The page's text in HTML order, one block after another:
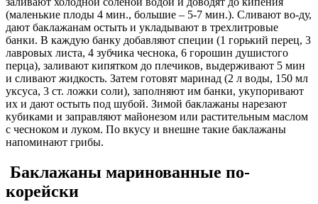
(маленькие плоды 4 мин., большие – 5-7 мин.). Сливают во-ду,
дают баклажанам остыть и укладывают в трехлитровые
банки. В каждую банку добавляют специи (1 горький перец, 3
лавровых листа, 4 зубчика чеснока, 6 горошин душистого
перца), заливают кипятком до плечиков, выдерживают 5 мин
и сливают жидкость. Затем готовят маринад (2 л воды, 150 мл
уксуса, 3 ст. ложки соли), заполняют им банки, укупоривают
их и дают остыть под шубой. Зимой баклажаны нарезают
кубиками и заправляют майонезом или растительным маслом
с чесноком и луком. По вкусу и внешне такие баклажаны
напоминают грибы.
Баклажаны маринованные по-
корейски